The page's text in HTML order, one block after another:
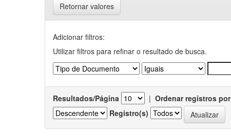
Retornar valores
Adicionar filtros:
Utilizar filtros para refinar o resultado de busca.
Resultados/Página | Ordenar registros por
Registro(s)